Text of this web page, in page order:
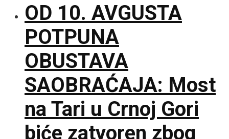
OD 10. AVGUSTA
POTPUNA
OBUSTAVA
SAOBRAĆAJA: Most
na Tari u Crnoj Gori
biće zatvoren zbog